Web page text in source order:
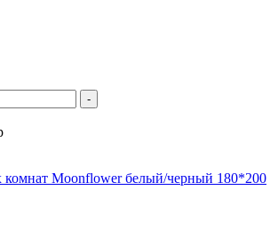
-
Moonflower белый/черный 180*200